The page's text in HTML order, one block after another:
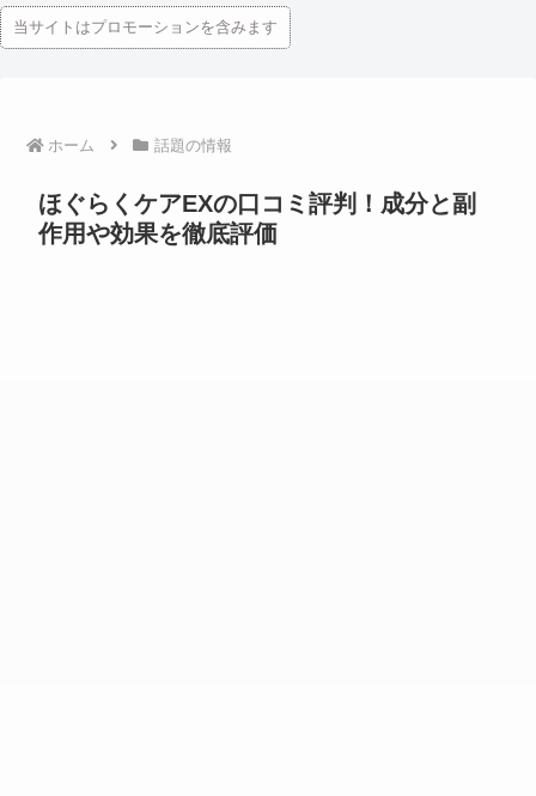
当サイトはプロモーションを含みます
ホーム 話題の情報
ほぐらくケアEXの口コミ評判！成分と副
作用や効果を徹底評価